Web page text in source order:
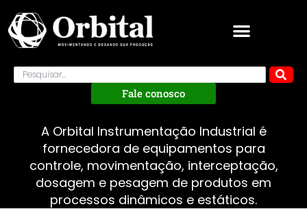
Fale conosco
A Orbital Instrumentação Industrial é
fornecedora de equipamentos para
controle, movimentação, interceptação,
dosagem e pesagem de produtos em
processos dinâmicos e estáticos.